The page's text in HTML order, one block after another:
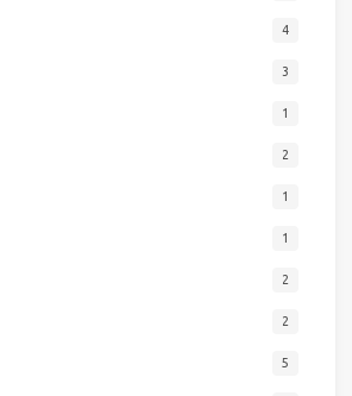
4
3
1
2
1
1
2
2
5